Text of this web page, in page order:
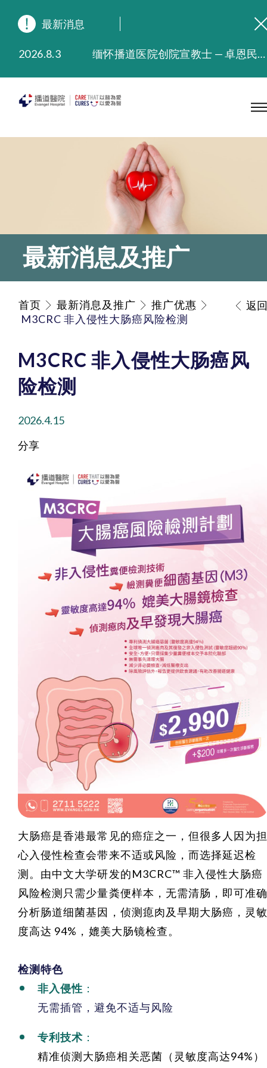
最新消息
2026.8.3
缅怀播道医院创院宣教士 — 卓恩民医生香港追思会
2025.9.23
本院在暴雨或台风警告信号 (包括黑色暴雨及8号或以上热带气旋警告信号) 下，仍会维持有限度服务。如有查询，可致电2711 5222。
2025.7.21
播道医院手机App已推出查阅病歷记录及求诊资料功能，请即下载
最新消息及推广
首页 最新消息及推广
推广优惠
M3CRC 非入侵性大肠癌风险检测
返回
M3CRC 非入侵性大肠癌风
险检测
2026.4.15
分享
大肠癌是香港最常见的癌症之一，但很多人因为
心入侵性检查会带来不适或风险，而选择延迟检
测。由中文大学研发的M3CRC™ 非入侵性大肠癌
风险检测只需少量粪便样本，无需清肠，即可准
分析肠道细菌基因，侦测瘜肉及早期大肠癌，灵
度高达 94%，媲美大肠镜检查。
检测特色
非入侵性 ：
无需插管，避免不适与风险
专利技术 ：
精准侦测大肠癌相关恶菌（灵敏度高达94%）